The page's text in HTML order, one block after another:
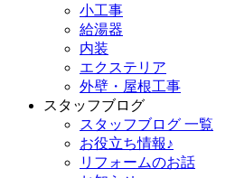
小工事
給湯器
内装
エクステリア
外壁・屋根工事
スタッフブログ
スタッフブログ 一覧
お役立ち情報♪
リフォームのお話